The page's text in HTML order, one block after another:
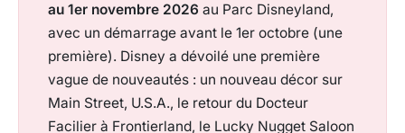
au 1er novembre 2026 au Parc Disneyland,
avec un démarrage avant le 1er octobre (une
première). Disney a dévoilé une première
vague de nouveautés : un nouveau décor sur
Main Street, U.S.A., le retour du Docteur
Facilier à Frontierland, le Lucky Nugget Saloon